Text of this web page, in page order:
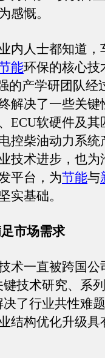
感慨。
人士都知道，
能环保的核心技
的产学研团队经
解决了一些关键
ECU软硬件及其
控柴油动力系统
技术进步，也为
平台，为节能与
实基础。
市场需求
一直被跨国公
技术研究、系
了行业共性难
结构优化升级具